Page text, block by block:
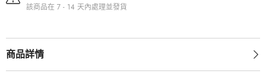
量
量
該商品在 7 - 14 天內處理並發貨
商品詳情